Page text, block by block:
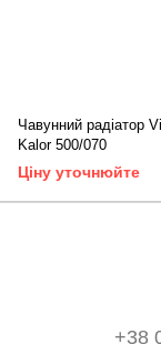
Чавунний радіатор
Kalor 500/070
Ціну уточнюйте
+38